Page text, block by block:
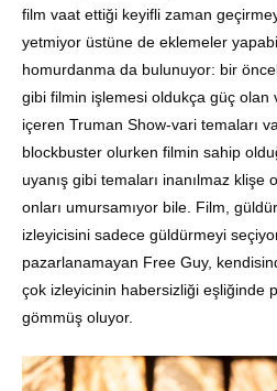
film vaat ettiği keyifli zaman
yetmiyor üstüne de eklemeler
homurdanma da bulunuyor: bir
gibi filmin işlemesi oldukça güç olan
içeren Truman Show-vari temaları
blockbuster olurken filmin sahip
uyanış gibi temaları inanılmaz
onları umursamıyor bile. Film,
izleyicisini sadece güldürmeyi
pazarlanamayan Free Guy,
çok izleyicinin habersizliği eşliğinde
gömmüş oluyor.